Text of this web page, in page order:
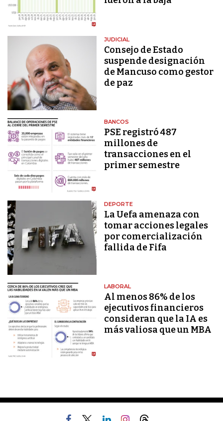
JUDICIAL
Consejo de Estado
suspende designación
de Mancuso como gestor
de paz
BANCOS
PSE registró 487
millones de
transacciones en el
primer semestre
DEPORTE
La Uefa amenaza con
tomar acciones legales
por comercialización
fallida de Fifa
LABORAL
Al menos 86% de los
ejecutivos financieros
consideran que la IA es
más valiosa que un MBA